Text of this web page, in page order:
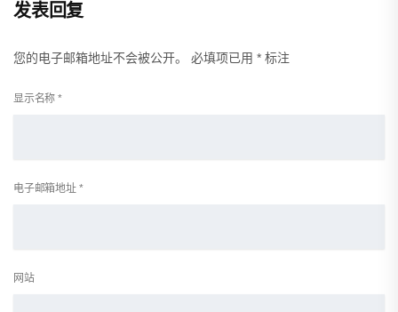
发表回复
您的电子邮箱地址不会被公开。 必填项已用 * 标注
显示名称 *
电子邮箱地址 *
网站